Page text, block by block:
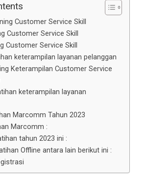
Customer Service Skill
Customer Service Skill
Customer Service Skill
keterampilan layanan pelanggan
Keterampilan Customer Service
keterampilan layanan
Marcomm Tahun 2023
Marcomm :
tahun 2023 ini :
Offline antara lain berikut ini :